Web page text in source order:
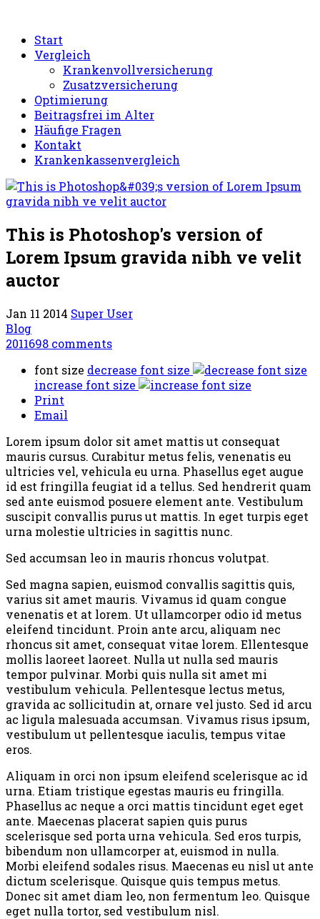
Start
Vergleich
Krankenvollversicherung
Zusatzversicherung
Optimierung
Beitragsfrei im Alter
Häufige Fragen
Kontakt
Krankenkassenvergleich
This is Photoshop's version of
Lorem Ipsum gravida nibh ve velit
auctor
Jan 11 2014 Super User
Blog
2011698 comments
font size decrease font size
increase font size
Print
Email
Lorem ipsum dolor sit amet mattis ut consequat
mauris cursus. Curabitur metus felis, venenatis eu
ultricies vel, vehicula eu urna. Phasellus eget augue
id est fringilla feugiat id a tellus. Sed hendrerit quam
sed ante euismod posuere element ante. Vestibulum
suscipit convallis purus ut mattis. In eget turpis eget
urna molestie ultricies in sagittis nunc.
Sed accumsan leo in mauris rhoncus volutpat.
Sed magna sapien, euismod convallis sagittis quis,
varius sit amet mauris. Vivamus id quam congue
venenatis et at lorem. Ut ullamcorper odio id metus
eleifend tincidunt. Proin ante arcu, aliquam nec
rhoncus sit amet, consequat vitae lorem. Ellentesque
mollis laoreet laoreet. Nulla ut nulla sed mauris
tempor pulvinar. Morbi quis nulla sit amet mi
vestibulum vehicula. Pellentesque lectus metus,
gravida ac sollicitudin at, ornare vel justo. Sed id arcu
ac ligula malesuada accumsan. Vivamus risus ipsum,
vestibulum ut pellentesque iaculis, tempus vitae
eros.
Aliquam in orci non ipsum eleifend scelerisque ac id
urna. Etiam tristique egestas mauris eu fringilla.
Phasellus ac neque a orci mattis tincidunt eget eget
ante. Maecenas placerat sapien quis purus
scelerisque sed porta urna vehicula. Sed eros turpis,
bibendum non ullamcorper at, euismod in nulla.
Morbi eleifend sodales risus. Maecenas eu nisl ut ante
dictum scelerisque. Quisque quis tempus metus.
Donec sit amet diam leo, non fermentum leo. Quisque
eget nulla tortor, sed vestibulum nisl.